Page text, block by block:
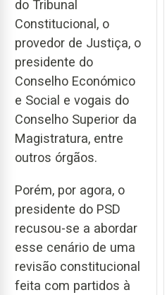
do Tribunal
Constitucional, o
provedor de Justiça, o
presidente do
Conselho Económico
e Social e vogais do
Conselho Superior da
Magistratura, entre
outros órgãos.
Porém, por agora, o
presidente do PSD
recusou-se a abordar
esse cenário de uma
revisão constitucional
feita com partidos à